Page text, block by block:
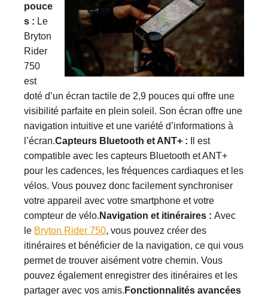
pouce
s : Le
Bryton
Rider
750
est
doté d’un écran tactile de 2,9 pouces qui offre une
visibilité parfaite en plein soleil. Son écran offre une
navigation intuitive et une variété d’informations à
l’écran.Capteurs Bluetooth et ANT+ : Il est
compatible avec les capteurs Bluetooth et ANT+
pour les cadences, les fréquences cardiaques et les
vélos. Vous pouvez donc facilement synchroniser
votre appareil avec votre smartphone et votre
compteur de vélo. Navigation et itinéraires : Avec
le Bryton Rider 750, vous pouvez créer des
itinéraires et bénéficier de la navigation, ce qui vous
permet de trouver aisément votre chemin. Vous
pouvez également enregistrer des itinéraires et les
partager avec vos amis. Fonctionnalités avancées